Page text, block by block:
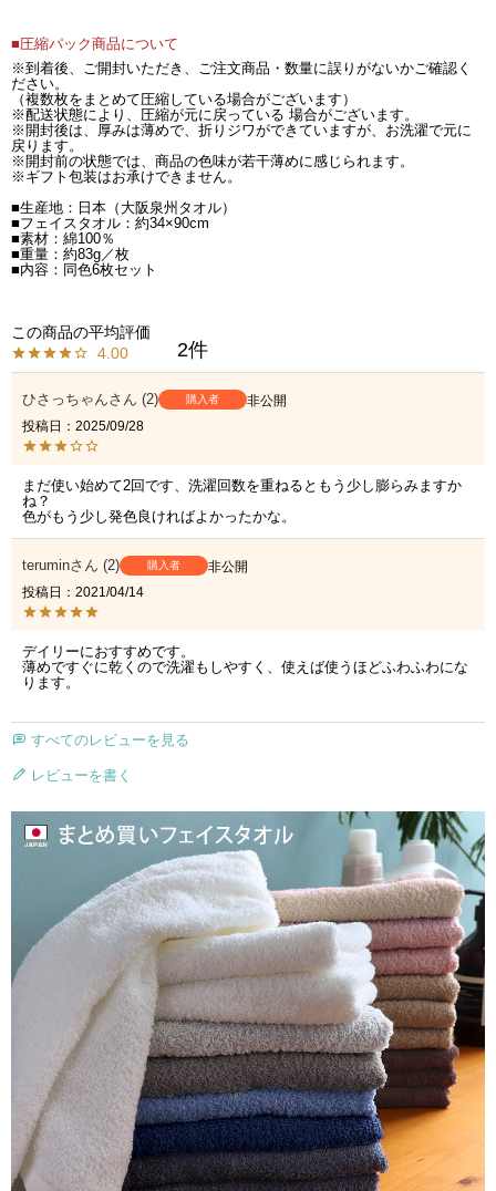
■圧縮パック商品について
※到着後、ご開封いただき、ご注文商品・数量に誤りがないかご確認く
ださい。
（複数枚をまとめて圧縮している場合がございます）
※配送状態により、圧縮が元に戻っている 場合がございます。
※開封後は、厚みは薄めで、折りジワができていますが、お洗濯で元に
戻ります。
※開封前の状態では、商品の色味が若干薄めに感じられます。
※ギフト包装はお承けできません。
■生産地：日本（大阪泉州タオル）
■フェイスタオル：約34×90cm
■素材：綿100％
■重量：約83g／枚
■内容：同色6枚セット
4.00 2
ひさっちゃん 2 購入者
非公開
投稿日
2025/09/28
まだ使い始めて2回です、洗濯回数を重ねるともう少し膨らみますか
ね？
色がもう少し発色良ければよかったかな。
terumin 2 購入者
非公開
投稿日
2021/04/14
デイリーにおすすめです。
薄めですぐに乾くので洗濯もしやすく、使えば使うほどふわふわにな
ります。
すべてのレビューを見る
レビューを書く